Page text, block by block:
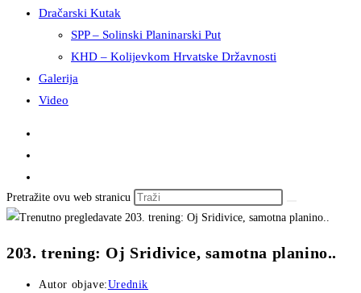
Dračarski Kutak
SPP – Solinski Planinarski Put
KHD – Kolijevkom Hrvatske Državnosti
Galerija
Video
Pretražite ovu web stranicu
203. trening: Oj Sridivice, samotna planino..
Autor objave:Urednik